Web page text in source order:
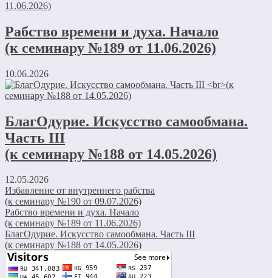
Рабство времени и духа. Начало
(к семинару №189 от 11.06.2026)
10.06.2026
БлагОдурие. Искусство самообмана.
Часть III
(к семинару №188 от 14.05.2026)
12.05.2026
Избавление от внутреннего рабства
(к семинару №190 от 09.07.2026)
Рабство времени и духа. Начало
(к семинару №189 от 11.06.2026)
БлагОдурие. Искусство самообмана. Часть III
(к семинару №188 от 14.05.2026)